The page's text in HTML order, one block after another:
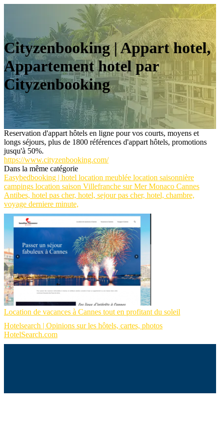
Cityzenbooking | Appart hotel,
Appartement hotel par
Cityzen­boo­king
Reservation d'appart hôtels en ligne pour vos courts, moyens et
longs séjours, plus de 1800 références d'appart hôtels, promotions
jusqu'à 50%.
https://www.cityzenbooking.com/
Dans la même catégorie
Easybedbooking | hotel location meublée location saisonnière
campings location saison Vil­lefranche sur Mer Monaco Cannes
Antibes, hotel pas cher, hotel, sejour pas cher, hotel, chambre,
voyage derniere minute,
Location de vacances à Cannes tout en profitant du soleil
Hotelsearch | Opinions sur les hôtels, cartes, photos
HotelSearch.com